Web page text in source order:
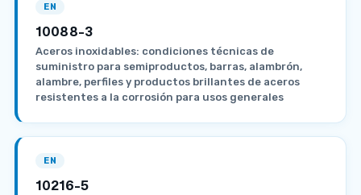
EN
10088-3
Aceros inoxidables: condiciones técnicas de
suministro para semiproductos, barras, alambrón,
alambre, perfiles y productos brillantes de aceros
resistentes a la corrosión para usos generales
EN
10216-5